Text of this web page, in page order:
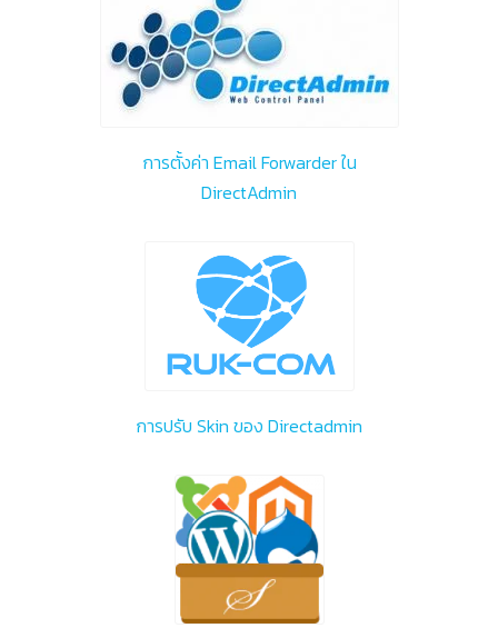
การตั้งค่า Email Forwarder ใน
DirectAdmin
การปรับ Skin ของ Directadmin